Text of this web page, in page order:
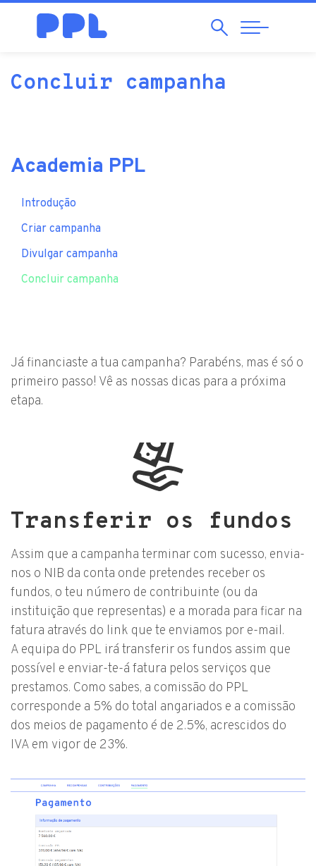
Pesquisar
Abrir
Navegação
Concluir campanha
Academia PPL
Introdução
Criar campanha
Divulgar campanha
Concluir campanha
Já financiaste a tua campanha? Parabéns, mas é só o
primeiro passo! Vê as nossas dicas para a próxima
etapa.
Transferir os fundos
Assim que a campanha terminar com sucesso, envia-
nos o NIB da conta onde pretendes receber os
fundos, o teu número de contribuinte (ou da
instituição que representas) e a morada para ficar na
fatura através do link que te enviamos por e-mail.
A equipa do PPL irá transferir os fundos assim que
possível e enviar-te-á fatura pelos serviços que
prestamos. Como sabes, a comissão do PPL
corresponde a 5% do total angariados e a comissão
dos meios de pagamento é de 2.5%, acrescidos do
IVA em vigor de 23%.